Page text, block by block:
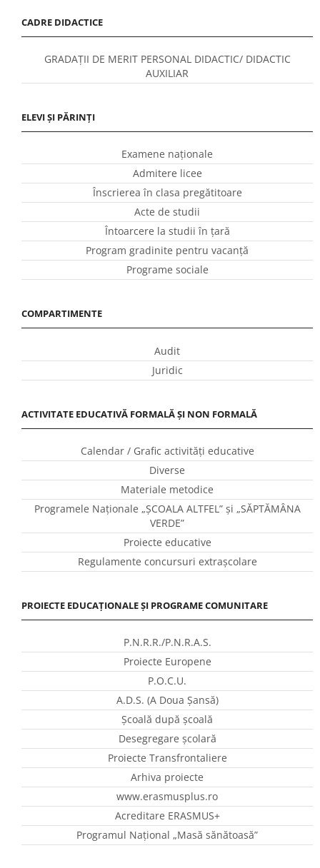
CADRE DIDACTICE
GRADAȚII DE MERIT PERSONAL DIDACTIC/ DIDACTIC
AUXILIAR
ELEVI ȘI PĂRINȚI
Examene naționale
Admitere licee
Înscrierea în clasa pregătitoare
Acte de studii
Întoarcere la studii în ţară
Program gradinite pentru vacanţă
Programe sociale
COMPARTIMENTE
Audit
Juridic
ACTIVITATE EDUCATIVĂ FORMALĂ ȘI NON FORMALĂ
Calendar / Grafic activităţi educative
Diverse
Materiale metodice
Programele Naţionale „ŞCOALA ALTFEL” și „SĂPTĂMÂNA
VERDE”
Proiecte educative
Regulamente concursuri extraşcolare
PROIECTE EDUCAȚIONALE ȘI PROGRAME COMUNITARE
P.N.R.R./P.N.R.A.S.
Proiecte Europene
P.O.C.U.
A.D.S. (A Doua Șansă)
Școală după școală
Desegregare școlară
Proiecte Transfrontaliere
Arhiva proiecte
www.erasmusplus.ro
Acreditare ERASMUS+
Programul Național „Masă sănătoasă”